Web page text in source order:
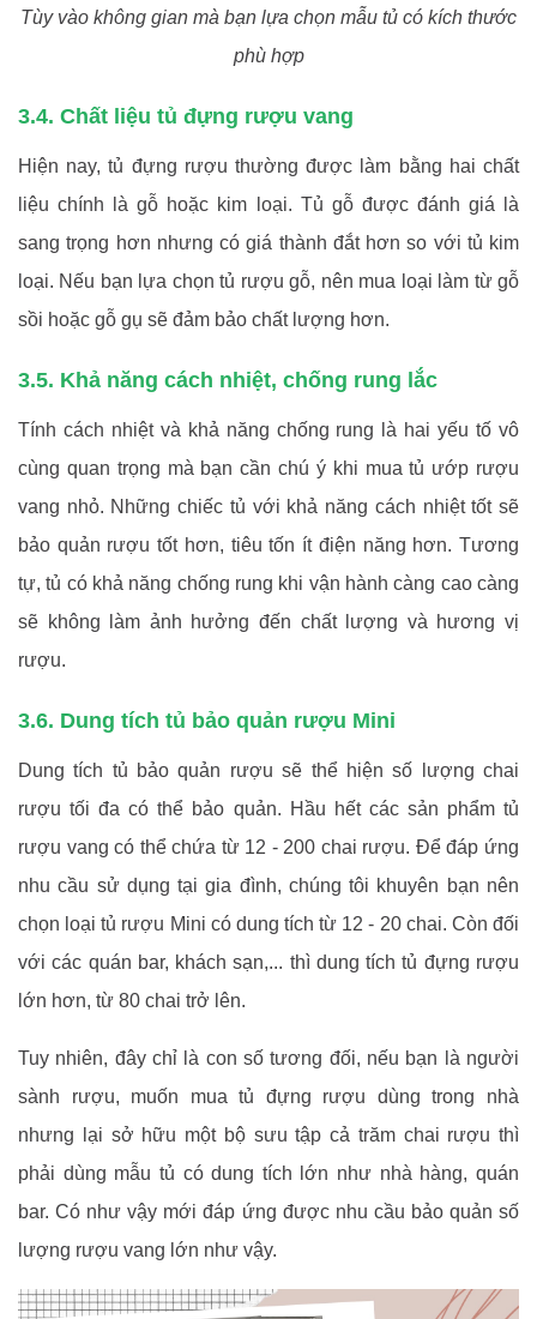
Tùy vào không gian mà bạn lựa chọn mẫu tủ có kích thước
phù hợp
3.4. Chất liệu tủ đựng rượu vang
Hiện nay, tủ đựng rượu thường được làm bằng hai chất
liệu chính là gỗ hoặc kim loại. Tủ gỗ được đánh giá là
sang trọng hơn nhưng có giá thành đắt hơn so với tủ kim
loại. Nếu bạn lựa chọn tủ rượu gỗ, nên mua loại làm từ gỗ
sồi hoặc gỗ gụ sẽ đảm bảo chất lượng hơn.
3.5. Khả năng cách nhiệt, chống rung lắc
Tính cách nhiệt và khả năng chống rung là hai yếu tố vô
cùng quan trọng mà bạn cần chú ý khi mua tủ ướp rượu
vang nhỏ. Những chiếc tủ với khả năng cách nhiệt tốt sẽ
bảo quản rượu tốt hơn, tiêu tốn ít điện năng hơn. Tương
tự, tủ có khả năng chống rung khi vận hành càng cao càng
sẽ không làm ảnh hưởng đến chất lượng và hương vị
rượu.
3.6. Dung tích tủ bảo quản rượu Mini
Dung tích tủ bảo quản rượu sẽ thể hiện số lượng chai
rượu tối đa có thể bảo quản. Hầu hết các sản phẩm tủ
rượu vang có thể chứa từ 12 - 200 chai rượu. Để đáp ứng
nhu cầu sử dụng tại gia đình, chúng tôi khuyên bạn nên
chọn loại tủ rượu Mini có dung tích từ 12 - 20 chai. Còn đối
với các quán bar, khách sạn,... thì dung tích tủ đựng rượu
lớn hơn, từ 80 chai trở lên.
Tuy nhiên, đây chỉ là con số tương đối, nếu bạn là người
sành rượu, muốn mua tủ đựng rượu dùng trong nhà
nhưng lại sở hữu một bộ sưu tập cả trăm chai rượu thì
phải dùng mẫu tủ có dung tích lớn như nhà hàng, quán
bar. Có như vậy mới đáp ứng được nhu cầu bảo quản số
lượng rượu vang lớn như vậy.